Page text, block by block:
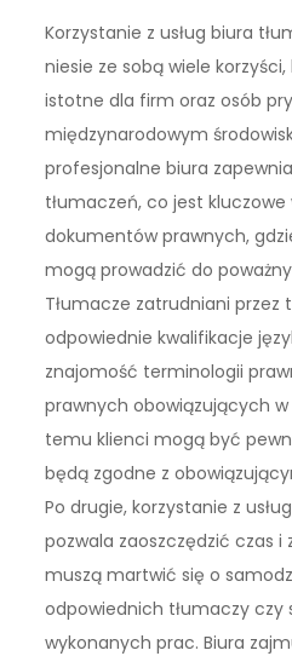
Korzystanie z usług biura
niesie ze sobą wiele
istotne dla firm oraz osób
międzynarodowym
profesjonalne biura
tłumaczeń, co jest
dokumentów prawnych,
mogą prowadzić do
Tłumacze zatrudniani przez
odpowiednie kwalifikacje
znajomość terminologii
prawnych obowiązujących w
temu klienci mogą być
będą zgodne z
Po drugie, korzystanie z
pozwala zaoszczędzić czas i
muszą martwić się o
odpowiednich tłumaczy czy
wykonanych prac. Biura